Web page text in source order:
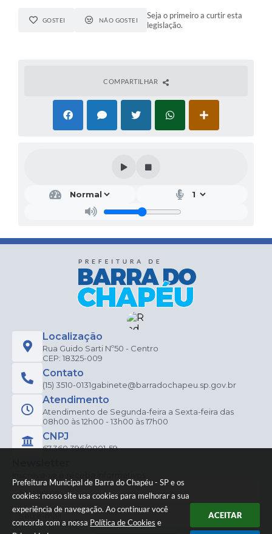
Prefeitura Municipal de Barra do Chapéu - SP e os
cookies: nosso site usa cookies para melhorar a sua
experiência de navegação. Ao continuar você
concorda com a nossa Política de Cookies e
ACEITAR
GOSTEI NÃO GOSTEI
Seja o primeiro a curtir esta
legislação.
COMPARTILHAR
Localização
Rua Guido Sarti Nº50 - Centro
CEP: 18325-009
Contato
(15) 3510-0131gabinete@barradochapeu.sp.gov.br
Atendimento
Atendimento de Segunda-feira a Sexta-feira das
08h00 às 12h00 - 13h00 às 17h00
CNPJ
67.360.396/0001-59